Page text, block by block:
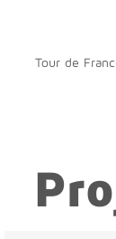
Tour de